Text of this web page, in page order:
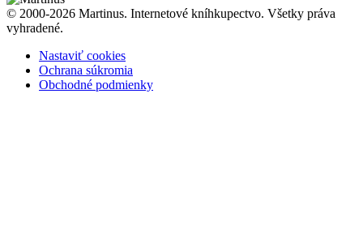
© 2000-2026 Martinus. Internetové kníhkupectvo. Všetky práva
vyhradené.
Nastaviť cookies
Ochrana súkromia
Obchodné podmienky